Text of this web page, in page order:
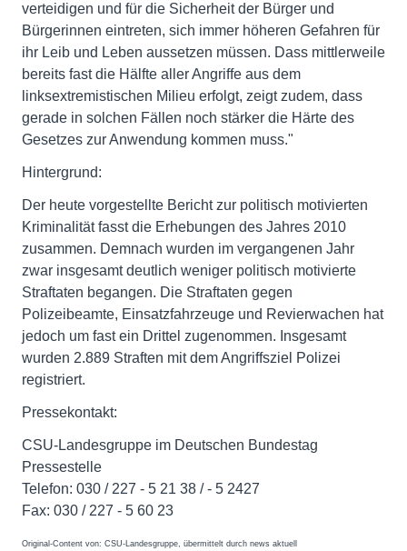
verteidigen und für die Sicherheit der Bürger und
Bürgerinnen eintreten, sich immer höheren Gefahren für
ihr Leib und Leben aussetzen müssen. Dass mittlerweile
bereits fast die Hälfte aller Angriffe aus dem
linksextremistischen Milieu erfolgt, zeigt zudem, dass
gerade in solchen Fällen noch stärker die Härte des
Gesetzes zur Anwendung kommen muss."
Hintergrund:
Der heute vorgestellte Bericht zur politisch motivierten
Kriminalität fasst die Erhebungen des Jahres 2010
zusammen. Demnach wurden im vergangenen Jahr
zwar insgesamt deutlich weniger politisch motivierte
Straftaten begangen. Die Straftaten gegen
Polizeibeamte, Einsatzfahrzeuge und Revierwachen hat
jedoch um fast ein Drittel zugenommen. Insgesamt
wurden 2.889 Straften mit dem Angriffsziel Polizei
registriert.
Pressekontakt:
CSU-Landesgruppe im Deutschen Bundestag
Pressestelle
Telefon: 030 / 227 - 5 21 38 / - 5 2427
Fax: 030 / 227 - 5 60 23
Original-Content von: CSU-Landesgruppe, übermittelt durch news aktuell